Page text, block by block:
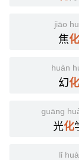
jiāo
焦化
huàn
幻化
guāng
光化
lǐ huà